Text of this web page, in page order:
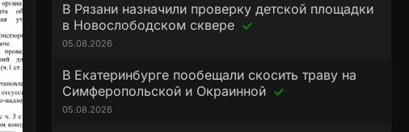
В Рязани назначили проверку детской площадки
в Новослободском сквере
05.08.2026
В Екатеринбурге пообещали скосить траву на
Симферопольской и Окраинной
05.08.2026